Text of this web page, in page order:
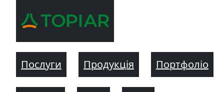
Послуги Продукція Портфоліо